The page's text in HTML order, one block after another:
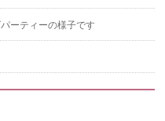
ーティーの様子です